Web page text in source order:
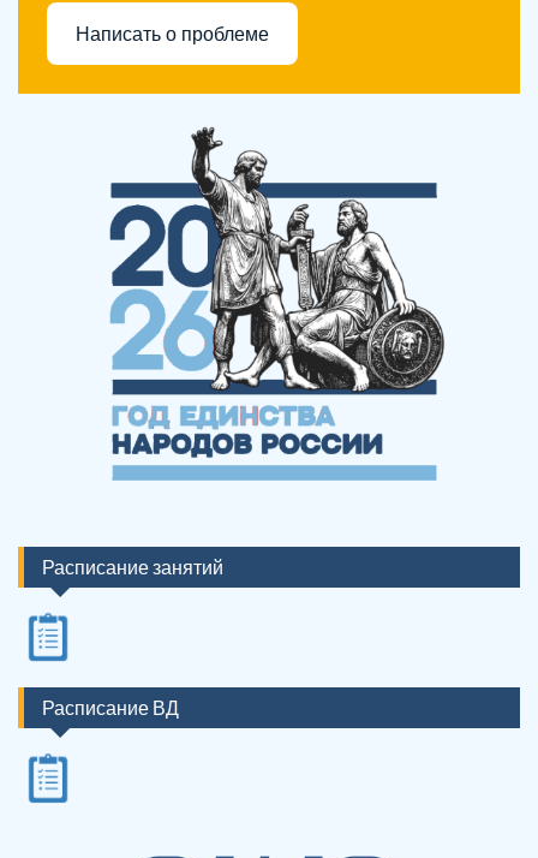
Написать о проблеме
Расписание занятий
Расписание ВД